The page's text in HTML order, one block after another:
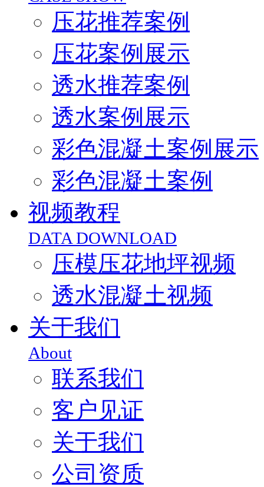
压花推荐案例
压花案例展示
透水推荐案例
透水案例展示
彩色混凝土案例展示
彩色混凝土案例
视频教程
DATA DOWNLOAD
压模压花地坪视频
透水混凝土视频
关于我们
About
联系我们
客户见证
关于我们
公司资质